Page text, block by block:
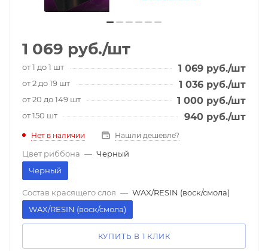
1 069 руб./шт
от 1 до 1 шт 1 069 руб./шт
от 2 до 19 шт 1 036 руб./шт
от 20 до 149 шт 1 000 руб./шт
от 150 шт 940 руб./шт
Нет в наличии Нашли дешевле?
Цвет риббона — Черный
Черный
Состав красящего слоя — WAX/RESIN (воск/смола)
WAX/RESIN (воск/смола)
КУПИТЬ В 1 КЛИК